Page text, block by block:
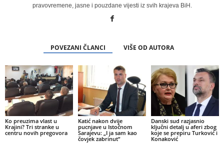
pravovremene, jasne i pouzdane vijesti iz svih krajeva BiH.
POVEZANI ČLANCI VIŠE OD AUTORA
Ko preuzima vlast u
Krajini? Tri stranke u
centru novih pregovora
Katić nakon dvije
pucnjave u Istočnom
Sarajevu: „I ja sam kao
čovjek zabrinut“
Danski sud razjasnio
ključni detalj u aferi zbog
koje se prepiru Turković i
Konaković